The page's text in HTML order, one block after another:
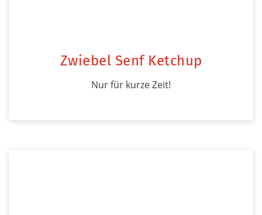
Zwiebel Senf Ketchup
Nur für kurze Zeit!